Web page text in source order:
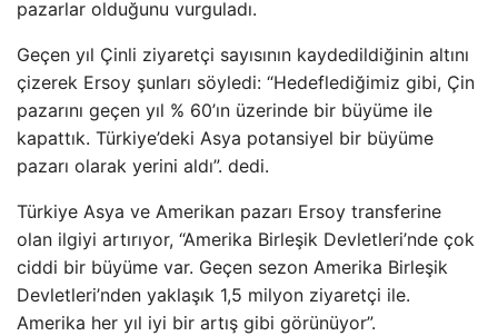
pazarlar olduğunu vurguladı.
Geçen yıl Çinli ziyaretçi sayısının kaydedildiğinin altını
çizerek Ersoy şunları söyledi: “Hedeflediğimiz gibi, Çin
pazarını geçen yıl % 60’ın üzerinde bir büyüme ile
kapattık. Türkiye’deki Asya potansiyel bir büyüme
pazarı olarak yerini aldı”. dedi.
Türkiye Asya ve Amerikan pazarı Ersoy transferine
olan ilgiyi artırıyor, “Amerika Birleşik Devletleri’nde çok
ciddi bir büyüme var. Geçen sezon Amerika Birleşik
Devletleri’nden yaklaşık 1,5 milyon ziyaretçi ile.
Amerika her yıl iyi bir artış gibi görünüyor”.